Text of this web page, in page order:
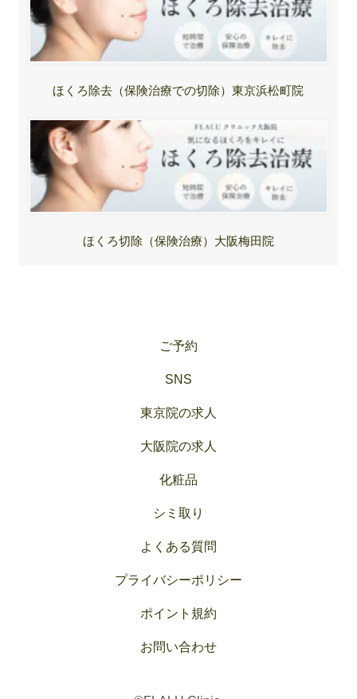
ほくろ除去（保険治療での切除）東京浜松町院
ほくろ切除（保険治療）大阪梅田院
ご予約
SNS
東京院の求人
大阪院の求人
化粧品
シミ取り
よくある質問
プライバシーポリシー
ポイント規約
お問い合わせ